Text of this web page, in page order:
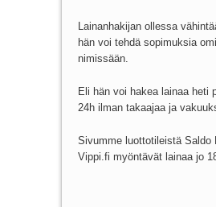
Lainanhakijan ollessa
hän voi tehdä sopimuksia
nimissään.
Eli hän voi hakea lainaa heti
24h ilman takaajaa ja
Sivumme luottotileistä Saldo
Vippi.fi myöntävät lainaa jo